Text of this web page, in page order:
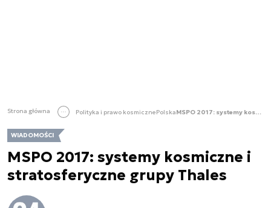
Strona główna Polityka i prawo kosmicznePolska MSPO 2017: systemy kosmiczne i stratosferyczne grupy Thales
WIADOMOŚCI
MSPO 2017: systemy kosmiczne i
stratosferyczne grupy Thales